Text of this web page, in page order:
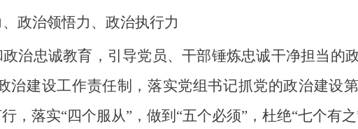
政治领悟力、政治执行力
治忠诚教育，引导党员、干部锤炼忠诚干净担当的
治建设工作责任制，落实党组书记抓党的政治建设
落实“四个服从”，做到“五个必须”，杜绝“七个有之”